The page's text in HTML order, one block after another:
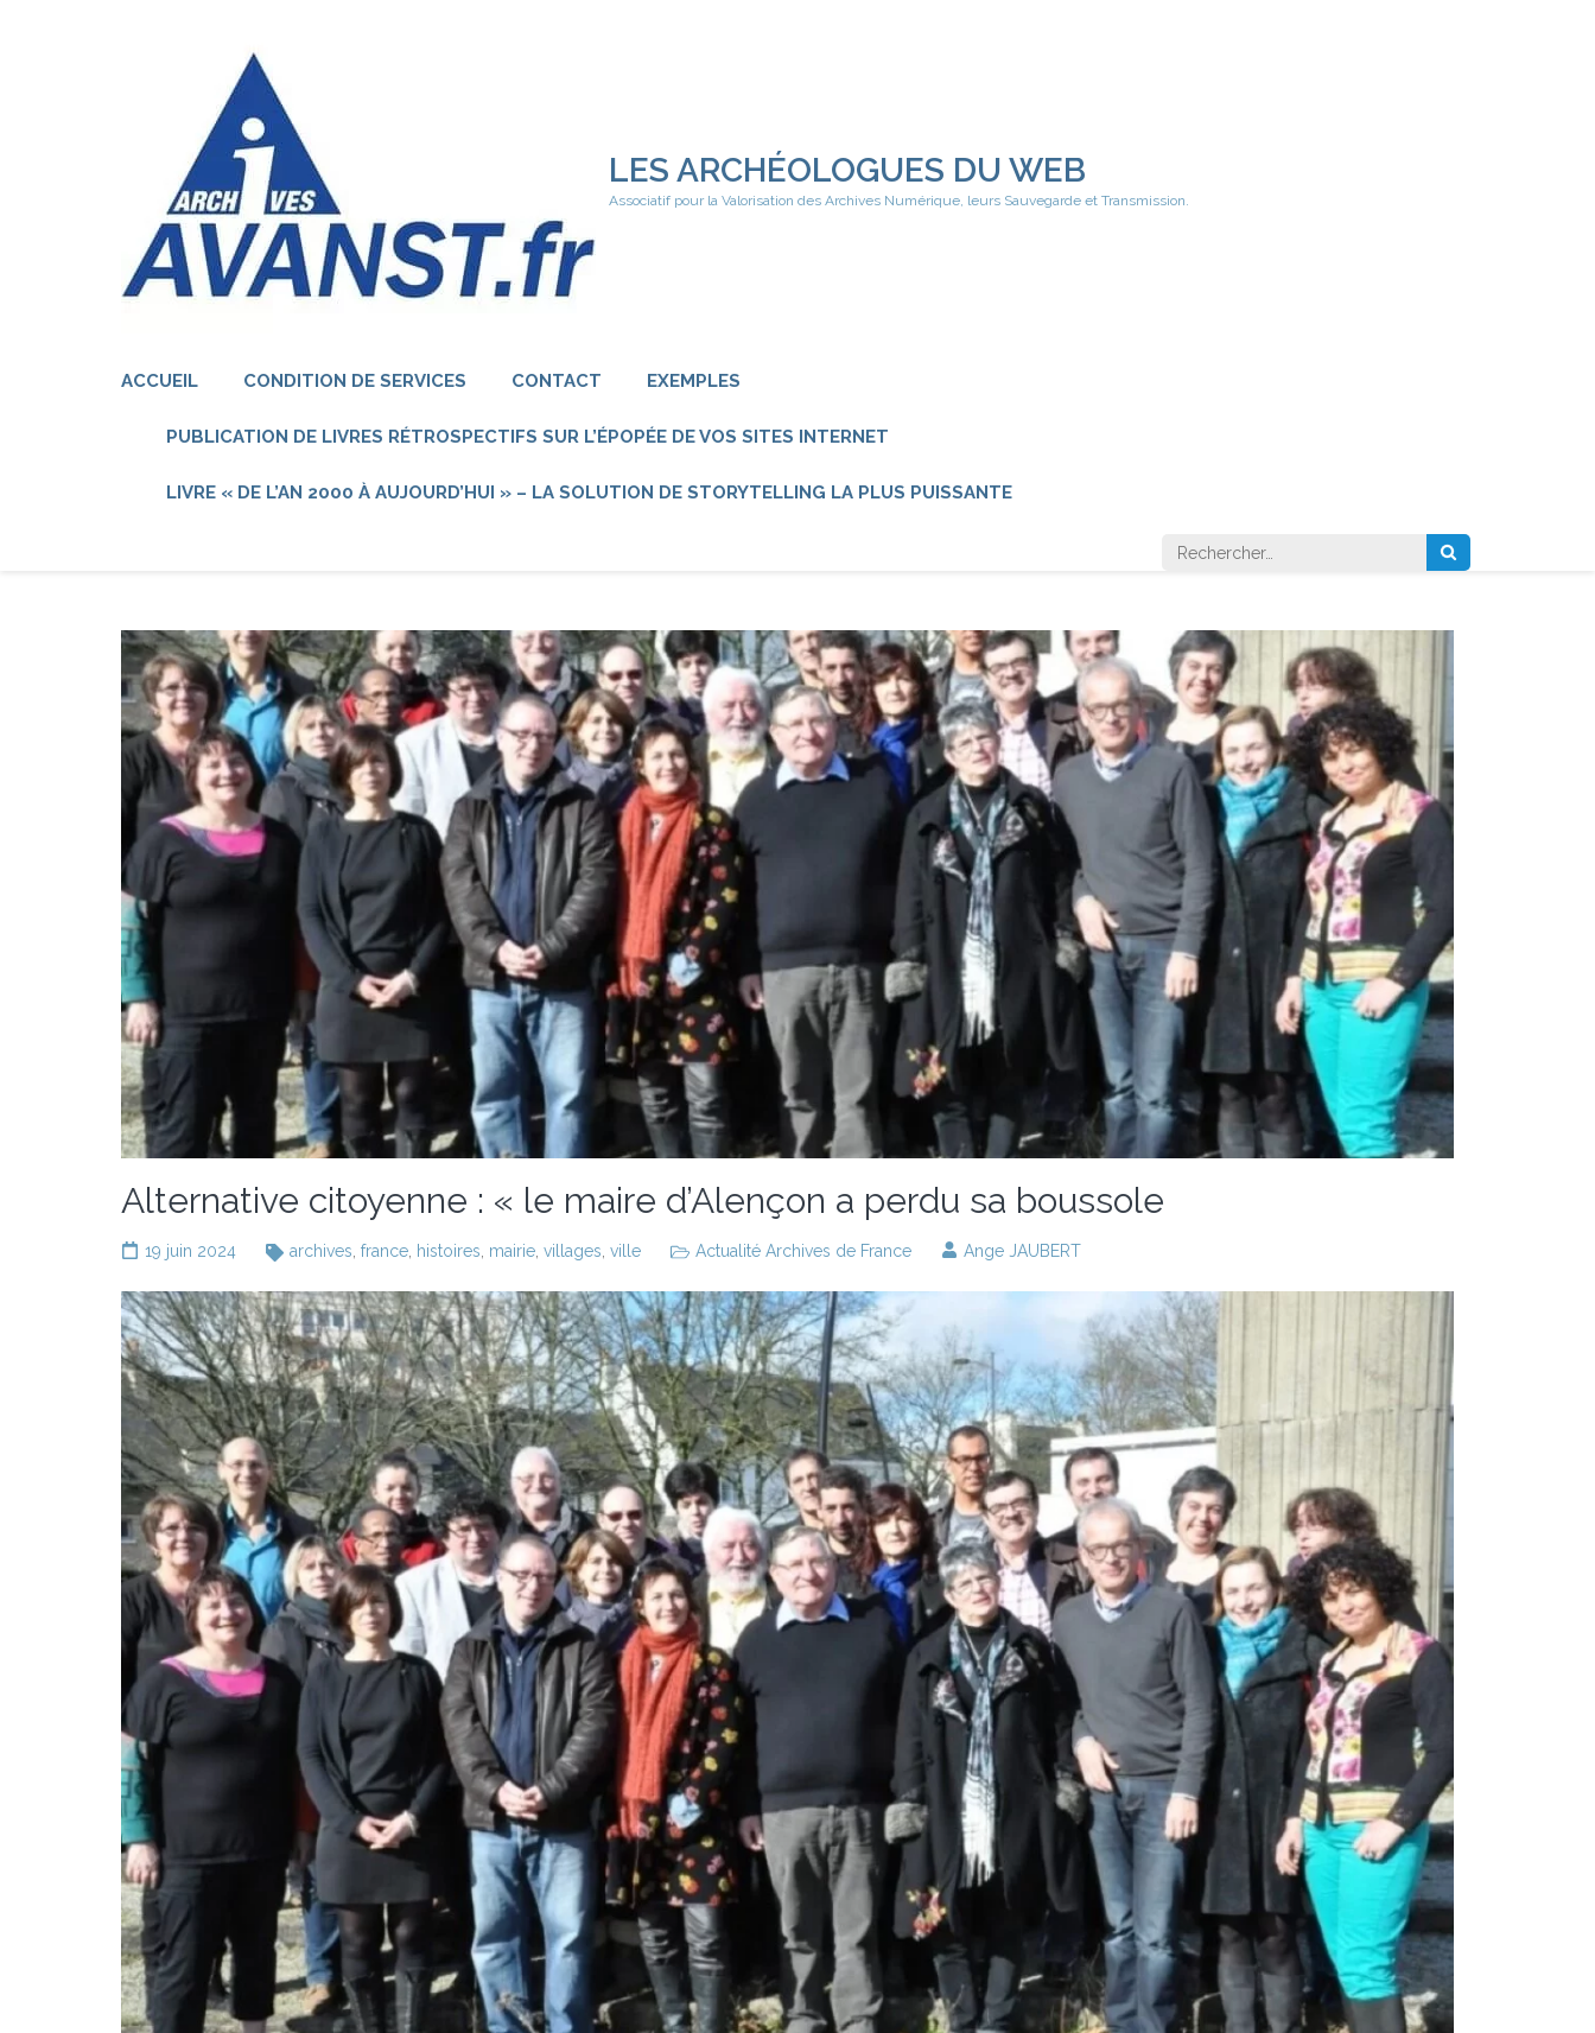
LES ARCHÉOLOGUES DU WEB
Associatif pour la Valorisation des Archives Numérique, leurs Sauvegarde et Transmission.
ACCUEIL CONDITION DE SERVICES CONTACT EXEMPLES
PUBLICATION DE LIVRES RÉTROSPECTIFS SUR L’ÉPOPÉE DE VOS SITES INTERNET
LIVRE « DE L’AN 2000 À AUJOURD’HUI » – LA SOLUTION DE STORYTELLING LA PLUS PUISSANTE
Rechercher :
Alternative citoyenne : « le maire d’Alençon a perdu sa boussole
19 juin 2024 archives, france, histoires, mairie, villages, ville Actualité Archives de France Ange JAUBERT